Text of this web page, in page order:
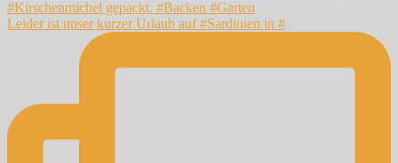
Leider ist unser kurzer Urlaub auf #Sardinien in #